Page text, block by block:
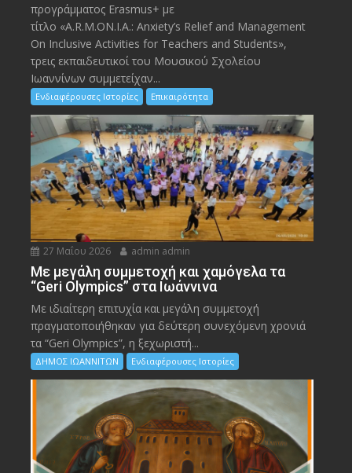
προγράμματος Erasmus+ με
τίτλο «A.R.M.ON.I.A.: Anxiety’s Relief and Management
On Inclusive Activities for Teachers and Students»,
τρεις εκπαιδευτικοί του Μουσικού Σχολείου
Ιωαννίνων συμμετείχαν...
Ενδιαφέρουσες Ιστορίες Επικαιρότητα
27 Μαΐου 2026 admin admin
Με μεγάλη συμμετοχή και χαμόγελα τα
“Geri Olympics” στα Ιωάννινα
Με ιδιαίτερη επιτυχία και μεγάλη συμμετοχή
πραγματοποιήθηκαν για δεύτερη συνεχόμενη χρονιά
τα “Geri Olympics”, η ξεχωριστή...
ΔΗΜΟΣ ΙΩΑΝΝΙΤΩΝ Ενδιαφέρουσες Ιστορίες